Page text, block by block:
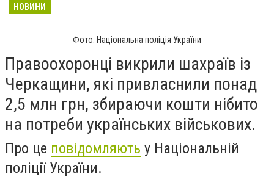
НОВИНИ
Фото: Національна поліція України
Правоохоронці викрили шахраїв із
Черкащини, які привласнили понад
2,5 млн грн, збираючи кошти нібито
на потреби українських військових.
Про це повідомляють у Національній
поліції України.